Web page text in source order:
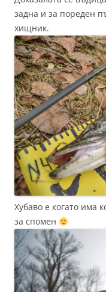
задна и за пореден
хищник.
Хубаво е когато има
за спомен